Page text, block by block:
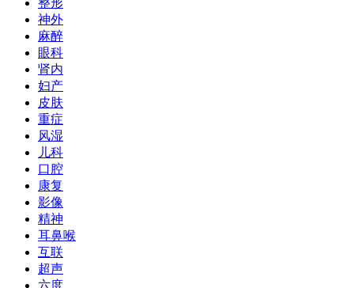
整形
神外
麻醉
眼科
肾内
妇产
皮肤
重症
风湿
儿科
口腔
康复
影像
精神
耳鼻喉
互联
超声
六度